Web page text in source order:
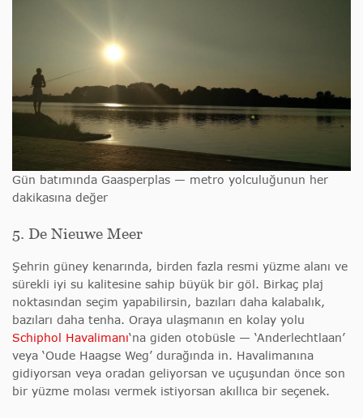
Gün batımında Gaasperplas — metro yolculuğunun her
dakikasına değer
5. De Nieuwe Meer
Şehrin güney kenarında, birden fazla resmi yüzme alanı ve
sürekli iyi su kalitesine sahip büyük bir göl. Birkaç plaj
noktasından seçim yapabilirsin, bazıları daha kalabalık,
bazıları daha tenha. Oraya ulaşmanın en kolay yolu
Schiphol Havalimanı‘na giden otobüsle — ‘Anderlechtlaan’
veya ‘Oude Haagse Weg’ durağında in. Havalimanına
gidiyorsan veya oradan geliyorsan ve uçuşundan önce son
bir yüzme molası vermek istiyorsan akıllıca bir seçenek.